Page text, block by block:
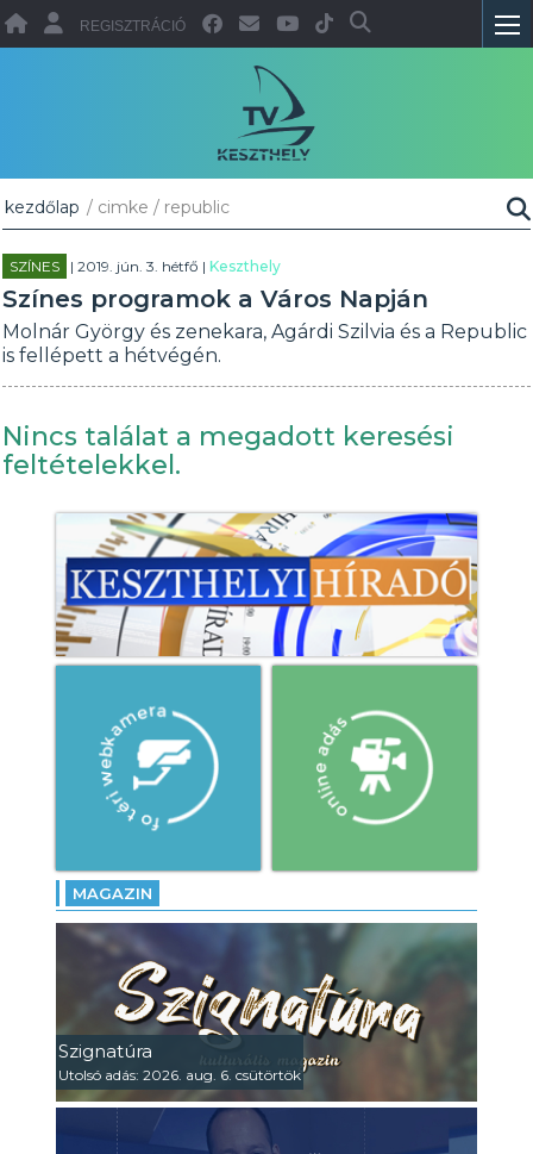
REGISZTRÁCIÓ
kezdőlap / cimke / republic
SZÍNES | 2019. jún. 3. hétfő |Keszthely
Színes programok a Város Napján
Molnár György és zenekara, Agárdi Szilvia és a Republic
is fellépett a hétvégén.
Nincs találat a megadott keresési
feltételekkel.
MAGAZIN
Szignatúra
Utolsó adás: 2026. aug. 6. csütörtök